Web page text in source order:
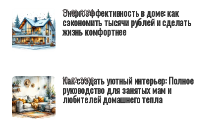
Энергоэффективность в доме: как
сэкономить тысячи рублей и сделать
жизнь комфортнее
17-02-2026
Как создать уютный интерьер: Полное
руководство для занятых мам и
любителей домашнего тепла
16-02-2026